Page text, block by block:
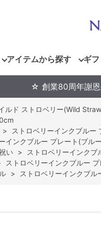
アイテムから探す ギ
☆ 創業80周年謝
ルド ストロベリー(Wild
>
ストロベリーインクブル
インクブルー プレート(ブル
い >
ストロベリーインク
ストロベリーインクブルー
> ストロベリーインクブ